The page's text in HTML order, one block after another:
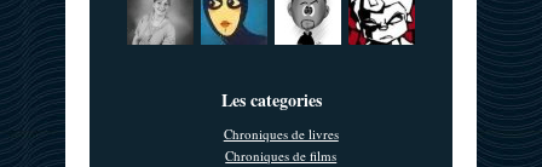
Les categories
Chroniques de livres
Chroniques de films